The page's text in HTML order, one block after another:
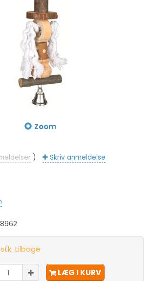
Zoom
Skriv anmeldelse
tilbage
LÆG I KURV